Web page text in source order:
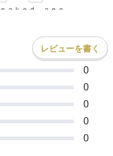
ｎａｋｅｄ ａｐｅ
石動あゆま
渡辺うな
ゆうきあずさ
蒔原櫻子
高木しげよし
レビューを書く
0
0
0
0
0